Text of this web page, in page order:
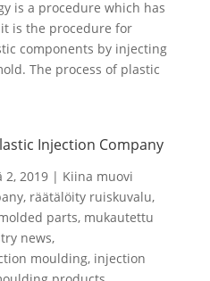
is a procedure which has
is the procedure for
components by injecting
The process of plastic
Injection Company
2, 2019| Kiina muovi
, räätälöity ruiskuvalu,
parts, mukautettu
news,
moulding, injection
Hungarian
Dutch
Turkish
Portuguese